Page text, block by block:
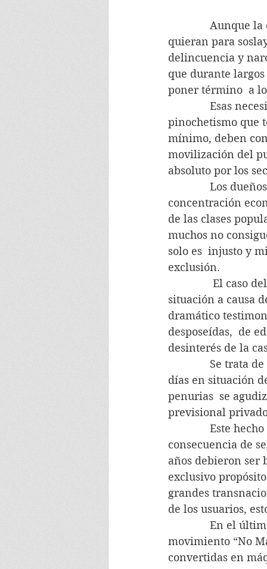
Aunque la
quieran para
delincuencia y
que durante
poner término  a
Esas
pinochetismo que
mínimo, deben
movilización del
absoluto por los
Los dueños del
concentración
de las clases
muchos no
solo es  injusto y
exclusión.
El caso del
situación a causa
dramático
desposeídas,  de
desinterés de la
Se trata de un
días en situación
penurias  se
previsional
Este hecho
consecuencia de
años debieron ser
exclusivo
grandes
de los usuarios,
En el último
movimiento “No
convertidas en